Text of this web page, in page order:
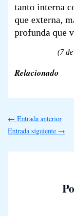
tanto interna
que externa,
profunda que
(7
Relacionado
← Entrada anterior
Entrada siguiente →